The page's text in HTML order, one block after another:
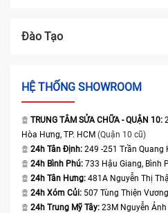
Đào Tạo
HỆ THỐNG SHOWROOM
TRUNG TÂM SỬA CHỮA - QUẬN 10:
Hòa Hưng, TP. HCM (Quận 10 cũ)
24h Tân Định: 249 -251 Trần Quang
24h Bình Phú: 733 Hậu Giang, Bình
24h Tân Hưng: 481A Nguyễn Thị
24h Xóm Củi: 507 Tùng Thiện
24h Trung Mỹ Tây: 23M Nguyễn Ảnh